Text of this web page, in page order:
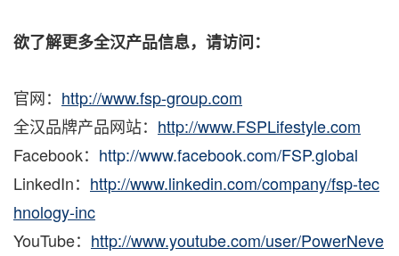
欲了解更多全汉产品信息，请访问：
官网： http://www.fsp-group.com
全汉品牌产品网站： http://www.FSPLifestyle.com
Facebook： http://www.facebook.com/FSP.global
LinkedIn： http://www.linkedin.com/company/fsp-tec
hnology-inc
YouTube： http://www.youtube.com/user/PowerNeve